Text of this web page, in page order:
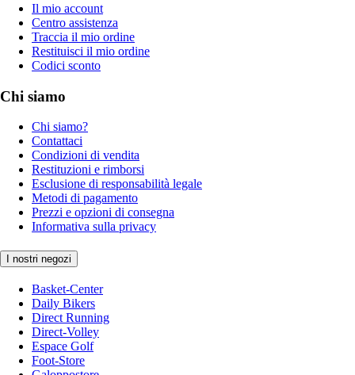
Il mio account
Centro assistenza
Traccia il mio ordine
Restituisci il mio ordine
Codici sconto
Chi siamo
Chi siamo?
Contattaci
Condizioni di vendita
Restituzioni e rimborsi
Esclusione di responsabilità legale
Metodi di pagamento
Prezzi e opzioni di consegna
Informativa sulla privacy
I nostri negozi
Basket-Center
Daily Bikers
Direct Running
Direct-Volley
Espace Golf
Foot-Store